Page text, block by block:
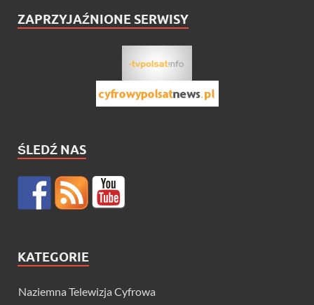
ZAPRZYJAŹNIONE SERWISY
ŚLEDŹ NAS
KATEGORIE
Naziemna Telewizja Cyfrowa